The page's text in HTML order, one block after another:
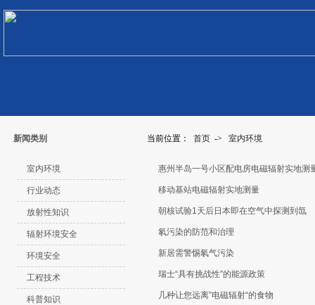
新闻类别 当前位置： 首页 -> 室内环境
室内环境
行业动态
放射性知识
辐射环境安全
环境安全
工程技术
科普知识
惠州半岛一号小区配电房电磁辐射实地测
移动基站电磁辐射实地测量
朝核试验1天后日本即在空气中探测到氙
氡污染的防范和治理
新居需警惕氡气污染
瑞士“具有挑战性”的能源政策
几种让您远离”电磁辐射“的食物